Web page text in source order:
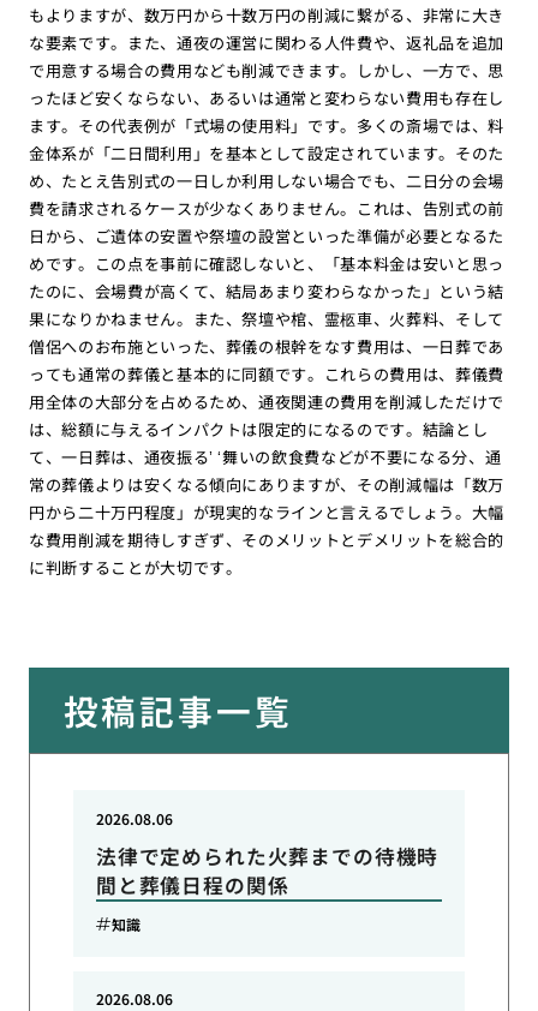
もよりますが、数万円から十数万円の削減に繋がる、非常に大き
な要素です。また、通夜の運営に関わる人件費や、返礼品を追加
で用意する場合の費用なども削減できます。しかし、一方で、思
ったほど安くならない、あるいは通常と変わらない費用も存在し
ます。その代表例が「式場の使用料」です。多くの斎場では、料
金体系が「二日間利用」を基本として設定されています。そのた
め、たとえ告別式の一日しか利用しない場合でも、二日分の会場
費を請求されるケースが少なくありません。これは、告別式の前
日から、ご遺体の安置や祭壇の設営といった準備が必要となるた
めです。この点を事前に確認しないと、「基本料金は安いと思っ
たのに、会場費が高くて、結局あまり変わらなかった」という結
果になりかねません。また、祭壇や棺、霊柩車、火葬料、そして
僧侶へのお布施といった、葬儀の根幹をなす費用は、一日葬であ
っても通常の葬儀と基本的に同額です。これらの費用は、葬儀費
用全体の大部分を占めるため、通夜関連の費用を削減しただけで
は、総額に与えるインパクトは限定的になるのです。結論とし
て、一日葬は、通夜振る’ ‘舞いの飲食費などが不要になる分、通
常の葬儀よりは安くなる傾向にありますが、その削減幅は「数万
円から二十万円程度」が現実的なラインと言えるでしょう。大幅
な費用削減を期待しすぎず、そのメリットとデメリットを総合的
に判断することが大切です。
投稿記事一覧
法律で定められた火葬までの待機時
間と葬儀日程の関係
2026.08.06
知識
2026.08.06